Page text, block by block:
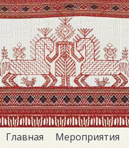
Перейти
к
основному
содержанию
Главная Мероприятия